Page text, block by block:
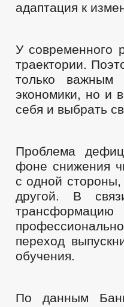
адаптация к
У современного
траектории.
только важным
экономики, но и
себя и выбрать
Проблема
фоне снижения
с одной
другой. В
переход
обучения.
По данным